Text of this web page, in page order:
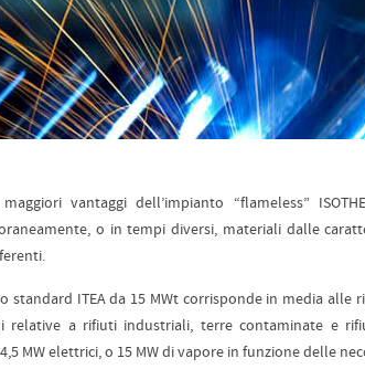
vantaggi dell’impianto “flameless”
o in tempi diversi, materiali dalle
standard ITEA da 15 MWt corrisponde in media
relative a rifiuti industriali, terre contaminate e
MW elettrici, o 15 MW di vapore in funzione delle